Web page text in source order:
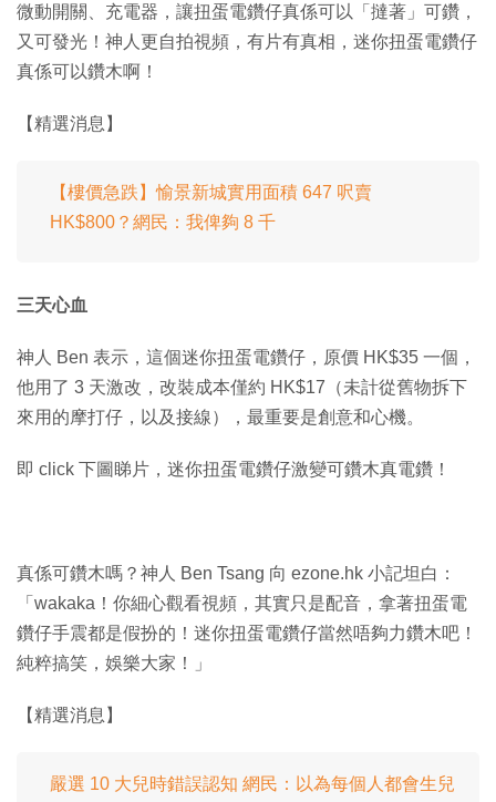
微動開關、充電器，讓扭蛋電鑽仔真係可以「撻著」可鑽，
又可發光！神人更自拍視頻，有片有真相，迷你扭蛋電鑽仔
真係可以鑽木啊！
【精選消息】
【樓價急跌】愉景新城實用面積 647 呎賣
HK$800？網民：我俾夠 8 千
三天心血
神人 Ben 表示，這個迷你扭蛋電鑽仔，原價 HK$35 一個，
他用了 3 天激改，改裝成本僅約 HK$17（未計從舊物拆下
來用的摩打仔，以及接線），最重要是創意和心機。
即 click 下圖睇片，迷你扭蛋電鑽仔激變可鑽木真電鑽！
真係可鑽木嗎？神人 Ben Tsang 向 ezone.hk 小記坦白：
「wakaka！你細心觀看視頻，其實只是配音，拿著扭蛋電
鑽仔手震都是假扮的！迷你扭蛋電鑽仔當然唔夠力鑽木吧！
純粹搞笑，娛樂大家！」
【精選消息】
嚴選 10 大兒時錯誤認知 網民：以為每個人都會生兒